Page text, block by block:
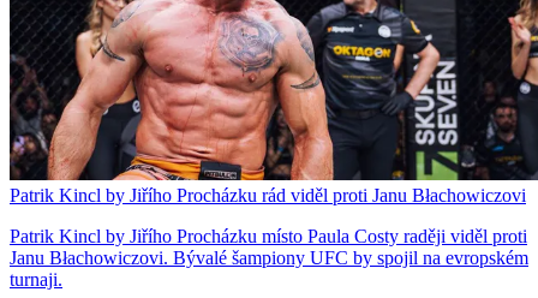
Patrik Kincl by Jiřího Procházku rád viděl proti Janu Błachowiczovi
Patrik Kincl by Jiřího Procházku místo Paula Costy raději viděl proti
Janu Błachowiczovi. Bývalé šampiony UFC by spojil na evropském
turnaji.